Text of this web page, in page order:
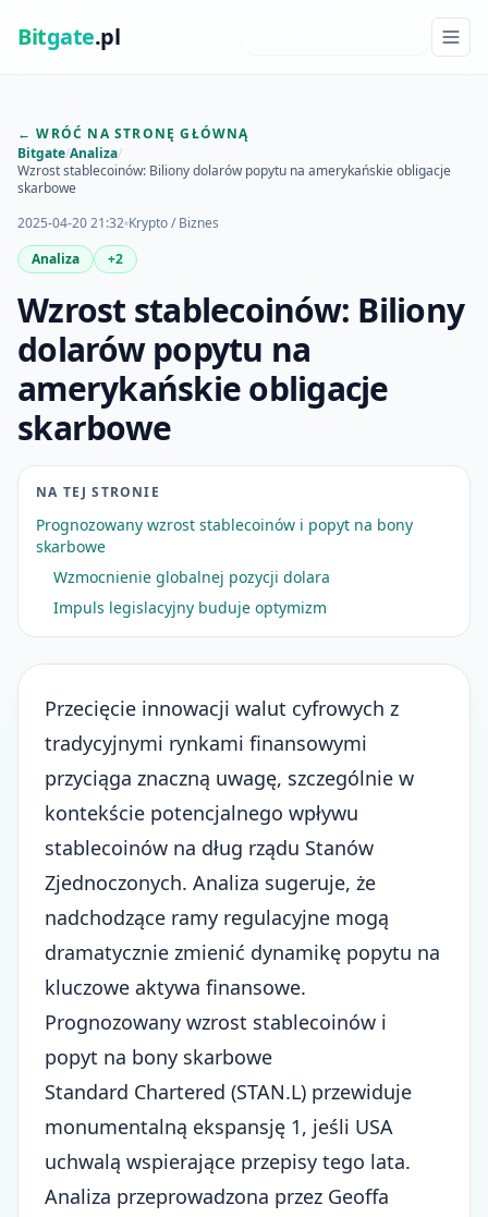
Bitgate.pl
← WRÓĆ NA STRONĘ GŁÓWNĄ
Bitgate/Analiza/
Wzrost stablecoinów: Biliony dolarów popytu na amerykańskie obligacje
skarbowe
2025-04-20 21:32 Krypto / Biznes
Analiza
+2
Wzrost stablecoinów: Biliony
dolarów popytu na
amerykańskie obligacje
skarbowe
NA TEJ STRONIE
Prognozowany wzrost stablecoinów i popyt na bony
skarbowe
Wzmocnienie globalnej pozycji dolara
Impuls legislacyjny buduje optymizm
Przecięcie innowacji walut cyfrowych z
tradycyjnymi rynkami finansowymi
przyciąga znaczną uwagę, szczególnie w
kontekście potencjalnego wpływu
stablecoinów na dług rządu Stanów
Zjednoczonych. Analiza sugeruje, że
nadchodzące ramy regulacyjne mogą
dramatycznie zmienić dynamikę popytu na
kluczowe aktywa finansowe.
Prognozowany wzrost stablecoinów i
popyt na bony skarbowe
Standard Chartered (STAN.L) przewiduje
monumentalną ekspansję 1, jeśli USA
uchwalą wspierające przepisy tego lata.
Analiza przeprowadzona przez Geoffa